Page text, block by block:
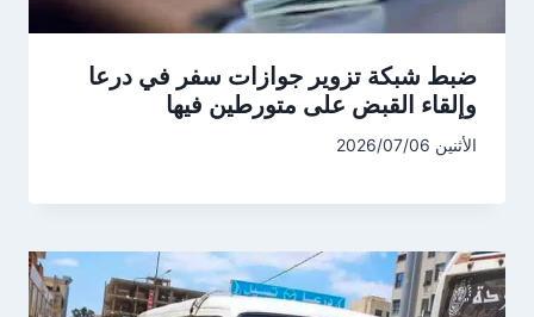
ضبط شبكة تزوير جوازات سفر في درعا
وإلقاء القبض على متورطين فيها
الأثنين 2026/07/06